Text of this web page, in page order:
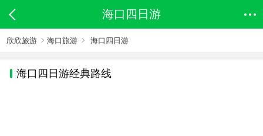
海口四日游
欣欣旅游 海口旅游 海口四日游
海口 四日游经典路线